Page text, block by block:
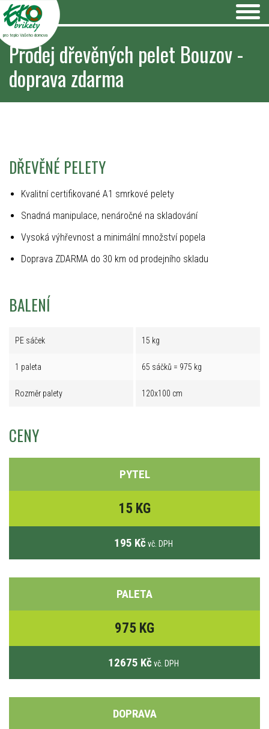
pro teplo Vašeho domova
Prodej dřevěných pelet Bouzov -
doprava zdarma
DŘEVĚNÉ PELETY
Kvalitní certifikované A1 smrkové pelety
Snadná manipulace, nenáročné na skladování
Vysoká výhřevnost a minimální množství popela
Doprava ZDARMA do 30 km od prodejního skladu
BALENÍ
PE sáček 15 kg
1 paleta 65 sáčků = 975 kg
Rozměr palety 120x100 cm
CENY
PYTEL
15 KG
195 Kč vč. DPH
PALETA
975 KG
12675 Kč vč. DPH
DOPRAVA